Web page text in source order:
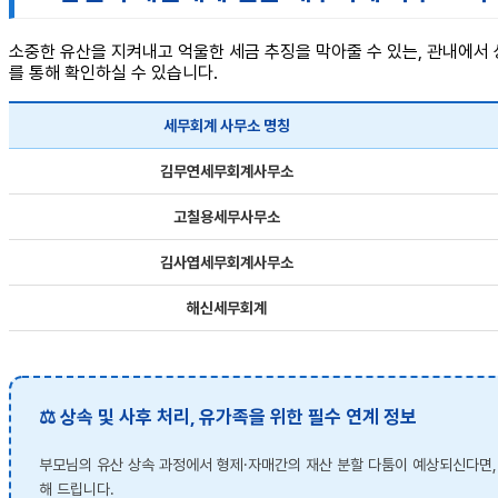
소중한 유산을 지켜내고 억울한 세금 추징을 막아줄 수 있는, 관내에
를 통해 확인하실 수 있습니다.
세무회계 사무소 명칭
김무연세무회계사무소
고칠용세무사무소
김사엽세무회계사무소
해신세무회계
⚖️ 상속 및 사후 처리, 유가족을 위한 필수 연계 정보
부모님의 유산 상속 과정에서 형제·자매간의 재산 분할 다툼이 예상되신다
해 드립니다.